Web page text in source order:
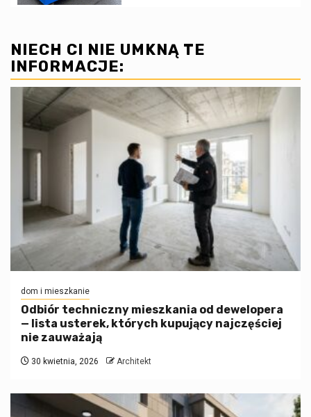
NIECH CI NIE UMKNĄ TE
INFORMACJE:
dom i mieszkanie
Odbiór techniczny mieszkania od dewelopera
— lista usterek, których kupujący najczęściej
nie zauważają
30 kwietnia, 2026 Architekt